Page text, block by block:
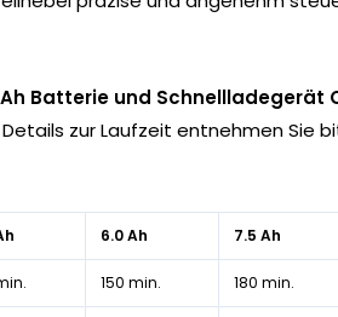
Batterie und Schnellladegerät
zur Laufzeit entnehmen Sie
6.0 Ah 7.5 Ah
150 min. 180 min.